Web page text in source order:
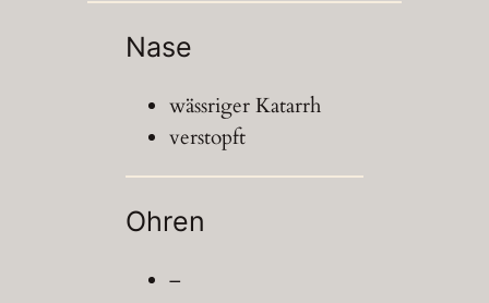
Nase
wässriger Katarrh
verstopft
Ohren
–